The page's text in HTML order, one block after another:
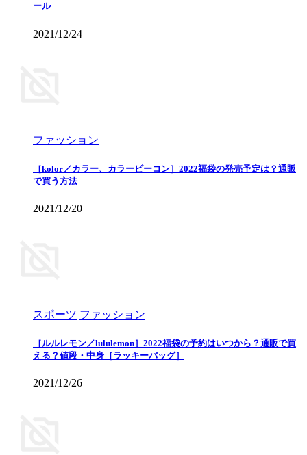
ール
2021/12/24
ファッション
［kolor／カラー、カラービーコン］2022福袋の発売予定は？通販
で買う方法
2021/12/20
スポーツ ファッション
［ルルレモン／lululemon］2022福袋の予約はいつから？通販で買
える？値段・中身［ラッキーバッグ］
2021/12/26